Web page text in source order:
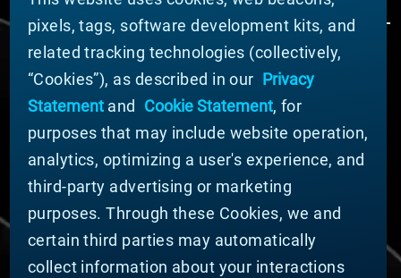
Nachrichten
Unternehmensführung
Geschäftsbereiche (Englisch)
Nachhaltigkeit
FÜR LIEFERANTEN (ENGLISCH)
International Supplier Guide
U.S. Importer Security Filing Submission Form
pixels, tags, software development kits, and
related tracking technologies (collectively,
“Cookies”), as described in our Privacy
Statementand Cookie Statement, for
purposes that may include website operation,
analytics, optimizing a user's experience, and
third-party advertising or marketing
purposes. Through these Cookies, we and
certain third parties may automatically
collect information about your interactions